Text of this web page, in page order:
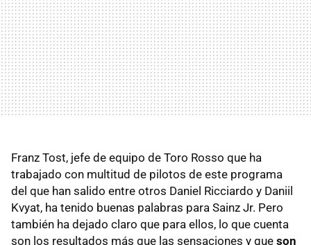
Franz Tost, jefe de equipo de Toro Rosso que ha
trabajado con multitud de pilotos de este programa
del que han salido entre otros Daniel Ricciardo y Daniil
Kvyat, ha tenido buenas palabras para Sainz Jr. Pero
también ha dejado claro que para ellos, lo que cuenta
son los resultados más que las sensaciones y que son